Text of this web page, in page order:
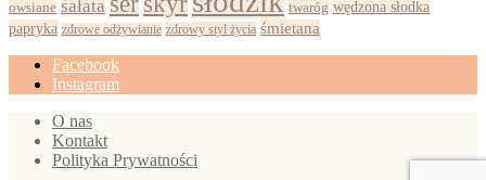
owsiane sałata twaróg wędzona słodka
papryka zdrowe odżywianie zdrowy styl życia śmietana
Facebook
Instagram
O nas
Kontakt
Polityka Prywatności